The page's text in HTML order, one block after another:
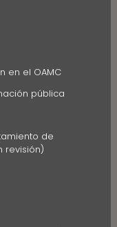
en el OAMC
pública
de
revisión)